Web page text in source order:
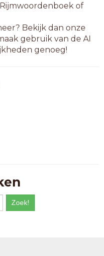
of
Bekijk dan onze
gebruik van de AI
genoeg!